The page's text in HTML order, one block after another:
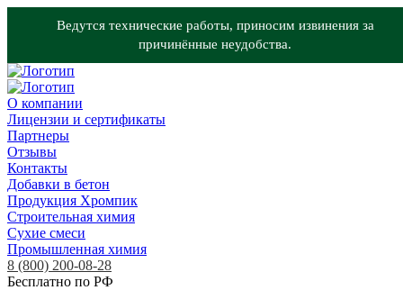
Ведутся технические работы, приносим извинения за
причинённые неудобства.
О компании
Лицензии и сертификаты
Партнеры
Отзывы
Контакты
Добавки в бетон
Продукция Хромпик
Строительная химия
Сухие смеси
Промышленная химия
8 (800) 200-08-28
Бесплатно по РФ